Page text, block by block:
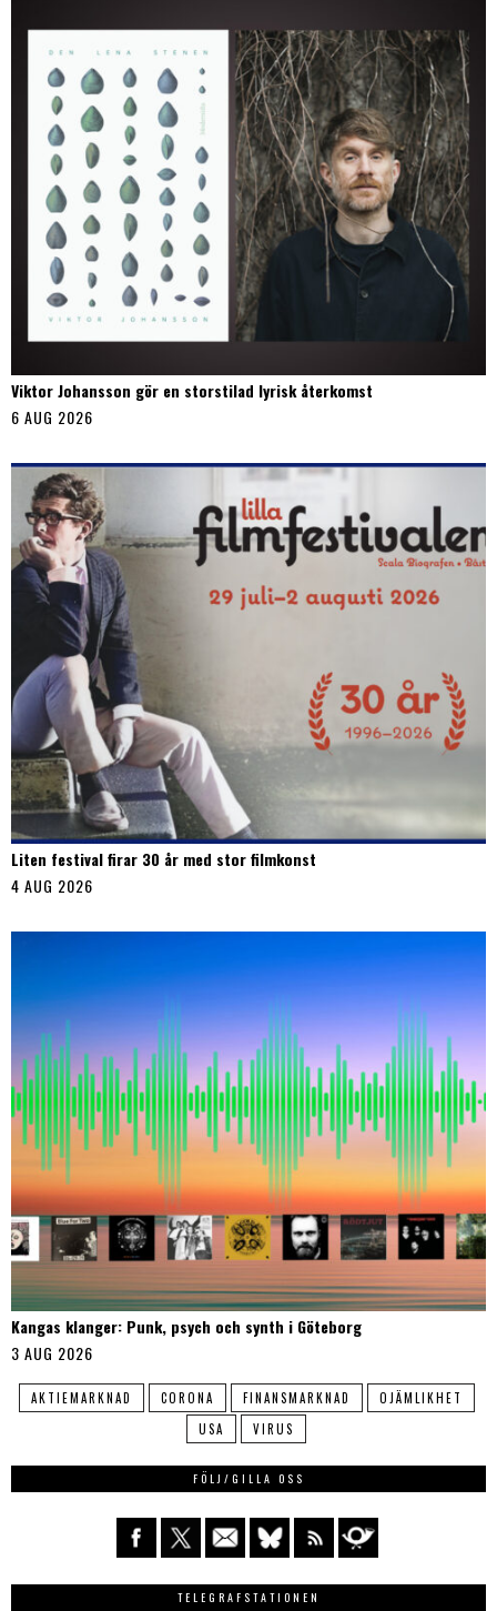
Viktor Johansson gör en storstilad lyrisk återkomst
6 AUG 2026
Liten festival firar 30 år med stor filmkonst
4 AUG 2026
Kangas klanger: Punk, psych och synth i Göteborg
3 AUG 2026
AKTIEMARKNAD CORONA FINANSMARKNAD
OJÄMLIKHET
USA
VIRUS
FÖLJ/GILLA OSS
TELEGRAFSTATIONEN